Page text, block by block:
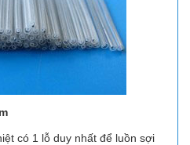
có 1 lỗ duy nhất để luồn sợi